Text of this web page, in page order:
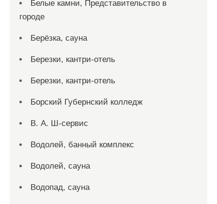
Белые камни, Представительство в
городе
Берёзка, сауна
Березки, кантри-отель
Березки, кантри-отель
Борский Губернский колледж
В. А. Ш-сервис
Водолей, банный комплекс
Водолей, сауна
Водопад, сауна